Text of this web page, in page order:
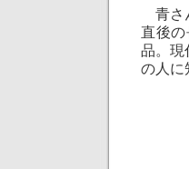
青さ
直後
品。現
の人に